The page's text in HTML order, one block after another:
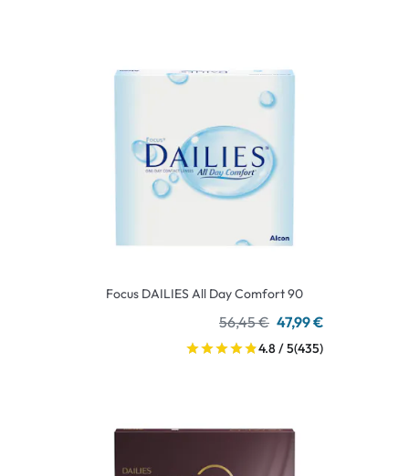
Focus DAILIES All Day Comfort 90
56,45 € 47,99 €
4.8 / 5(435)